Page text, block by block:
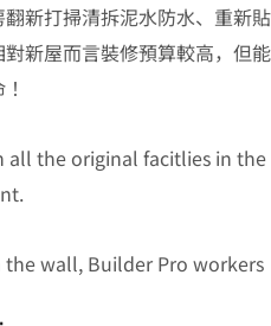
翻新打掃清拆泥水防水、重新貼
新屋而言裝修預算較高，但能
all the original facitlies in the
wall, Builder Pro workers